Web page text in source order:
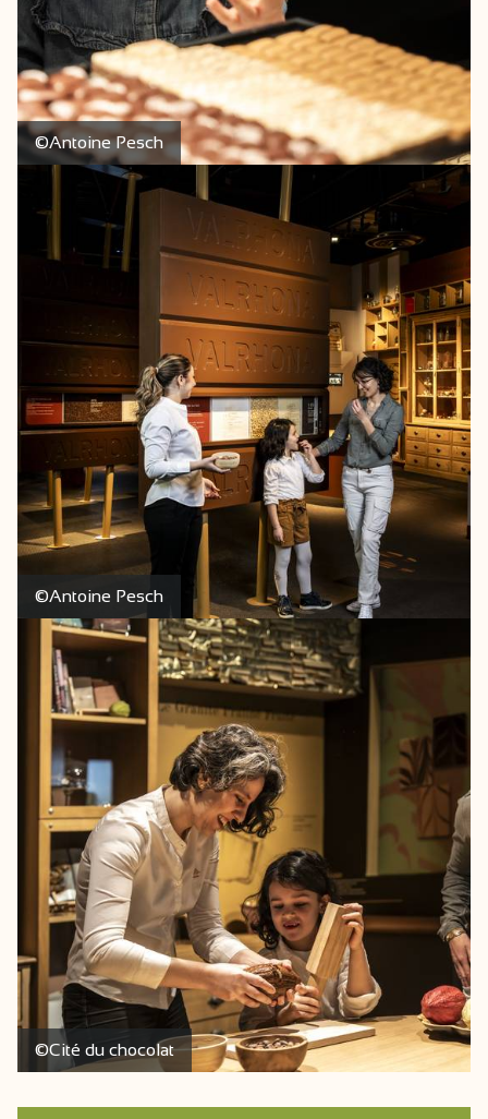
©Antoine Pesch
©Antoine Pesch
©Cité du chocolat